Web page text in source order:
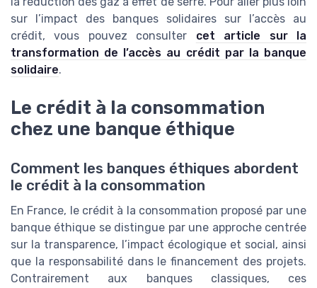
sur l’impact des banques solidaires sur l’accès au
crédit, vous pouvez consulter cet article sur la
transformation de l’accès au crédit par la banque
solidaire.
Le crédit à la consommation
chez une banque éthique
Comment les banques éthiques abordent
le crédit à la consommation
En France, le crédit à la consommation proposé par une
banque éthique se distingue par une approche centrée
sur la transparence, l’impact écologique et social, ainsi
que la responsabilité dans le financement des projets.
Contrairement aux banques classiques, ces